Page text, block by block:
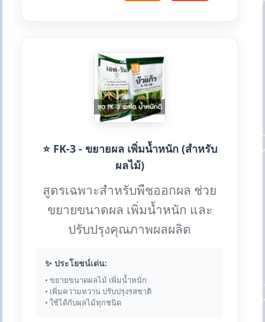
⭐ FK-3 - ขยายผล เพิ่มน้ำหนัก (สำหรับ
ผลไม้)
สูตรเฉพาะสำหรับพืชออกผล ช่วย
ขยายขนาดผล เพิ่มน้ำหนัก และ
ปรับปรุงคุณภาพผลผลิต
✨ ประโยชน์เด่น:
• ขยายขนาดผลไม้ เพิ่มน้ำหนัก
• เพิ่มความหวาน ปรับปรุงรสชาติ
• ใช้ได้กับผลไม้ทุกชนิด